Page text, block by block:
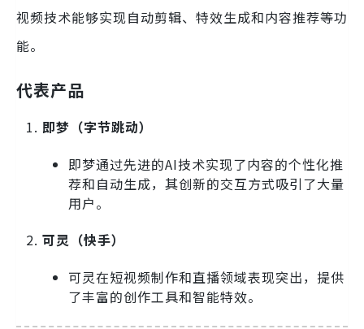
视频技术能够实现自动剪辑、特效生成和内容推荐等功
能。
代表产品
即梦（字节跳动）
即梦通过先进的AI技术实现了内容的个性化推
荐和自动生成，其创新的交互方式吸引了大量
用户。
可灵（快手）
可灵在短视频制作和直播领域表现突出，提供
了丰富的创作工具和智能特效。